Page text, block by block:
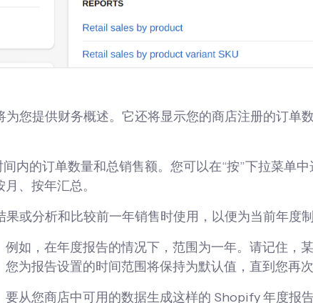
您提供财务概述。它还将显示您的商店注册的订单
内的订单数量和总销售额。您可以在“按”下拉菜单
、按年汇总。
或分析和比较前一年销售时使用，以便为当前年度制
如，在年度报告的情况下，范围为一年。请记住，
为报告设置的时间范围将保持为默认值，直到您再次
从您商店中可用的数据生成这样的 Shopify 年度报